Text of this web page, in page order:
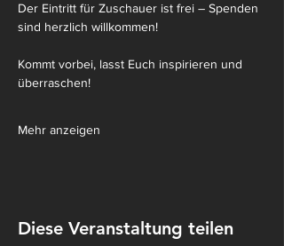
Der Eintritt für Zuschauer ist frei – Spenden
sind herzlich willkommen!
Kommt vorbei, lasst Euch inspirieren und
überraschen!
Mehr anzeigen
Diese Veranstaltung teilen